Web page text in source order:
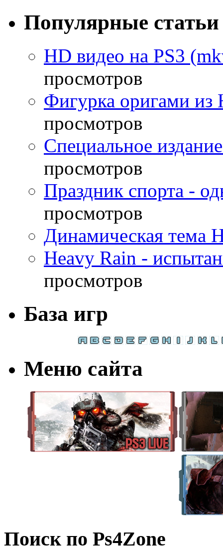
Популярные статьи
HD видео на PS3
просмотров
Фигурка оригами из
просмотров
Специальное
просмотров
Праздник спорта -
просмотров
Динамическая тема
Heavy Rain -
просмотров
База игр
Меню сайта
Поиск по Ps4Zone